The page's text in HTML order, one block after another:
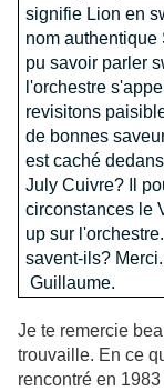
signifie Lion en
nom
pu savoir parler
l'orchestre
revisitons
de bonnes
est caché
July Cuivre? Il
circonstances le
up sur
savent-ils? Merci.
Guillaume.
Je te remercie
trouvaille. En ce
rencontré en